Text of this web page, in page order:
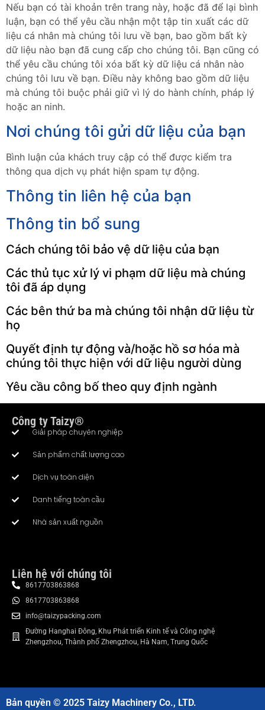
Nếu bạn có tài khoản trên trang này, hoặc đã để lại bình
luận, bạn có thể yêu cầu nhận một tập tin xuất các dữ
liệu cá nhân mà chúng tôi lưu về bạn, bao gồm bất kỳ
dữ liệu nào bạn đã cung cấp cho chúng tôi. Bạn cũng có
thể yêu cầu chúng tôi xóa bất kỳ dữ liệu cá nhân nào
chúng tôi lưu về bạn. Điều này không bao gồm dữ liệu
mà chúng tôi buộc phải giữ vì lý do hành chính, pháp lý
hoặc an ninh.
Nơi chúng tôi gửi dữ liệu của bạn
Bình luận của khách truy cập có thể được kiểm tra
thông qua dịch vụ phát hiện spam tự động.
Thông tin liên hệ của bạn
Thông tin bổ sung
Cách chúng tôi bảo vệ dữ liệu của bạn
Các thủ tục xử lý vi phạm dữ liệu mà chúng
tôi đã áp dụng
Các bên thứ ba mà chúng tôi nhận dữ liệu từ
họ
Quyết định tự động và/hoặc hồ sơ hóa mà
chúng tôi thực hiện với dữ liệu người dùng
Yêu cầu công bố theo quy định ngành
Công ty Taizy®
Giải pháp chuyên nghiệp
Sản phẩm chất lượng cao
Dịch vụ toàn diện
Danh tiếng toàn cầu
Nhà sản xuất nguồn
Liên hệ với chúng tôi
8617703863868
8617703863868
info@taizypacking.com
Đường Hanghai Đông, Khu Phát triển Kinh tế và Công nghệ
Zhengzhou, Thành phố Zhengzhou, Hà Nam, Trung Quốc
Bản quyền © 2025 Taizy Machinery Co., LTD.